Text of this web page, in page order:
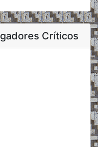
Críticos